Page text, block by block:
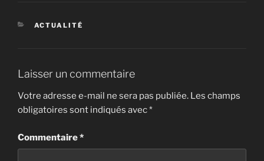
CATÉGORIES
ACTUALITÉ
Laisser un commentaire
Votre adresse e-mail ne sera pas publiée. Les champs
obligatoires sont indiqués avec*
Commentaire*